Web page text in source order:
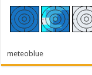
meteoblue